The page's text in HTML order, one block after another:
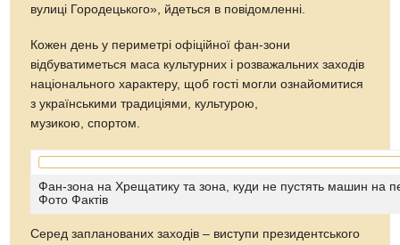
вулиці Городецького», йдеться в повідомленні.
Кожен день у периметрі офіційної фан-зони
відбуватиметься маса культурних і розважальних заходів
національного характеру, щоб гості могли ознайомитися
з українськими традиціями, культурою,
музикою, спортом.
Фан-зона на Хрещатику та зона, куди не пустять машин на
Фото Фактів
Серед запланованих заходів – виступи президентського